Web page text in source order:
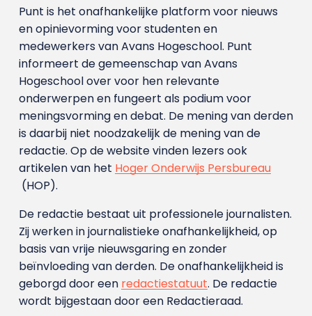
Punt is het onafhankelijke platform voor nieuws
en opinievorming voor studenten en
medewerkers van Avans Hoge­school. Punt
informeert de gemeenschap van Avans
Hogeschool over voor hen relevante
onderwerpen en fungeert als podium voor
meningsvorming en debat. De mening van derden
is daarbij niet noodzakelijk de mening van de
redactie. Op de website vinden lezers ook
artikelen van het Hoger Onderwijs Persbureau
(HOP).
De redactie bestaat uit professionele journalisten.
Zij werken in journalistieke onafhankelijkheid, op
basis van vrije nieuwsgaring en zonder
beïnvloeding van derden. De onafhankelijkheid is
geborgd door een redactiestatuut. De redactie
wordt bijgestaan door een Redactieraad.